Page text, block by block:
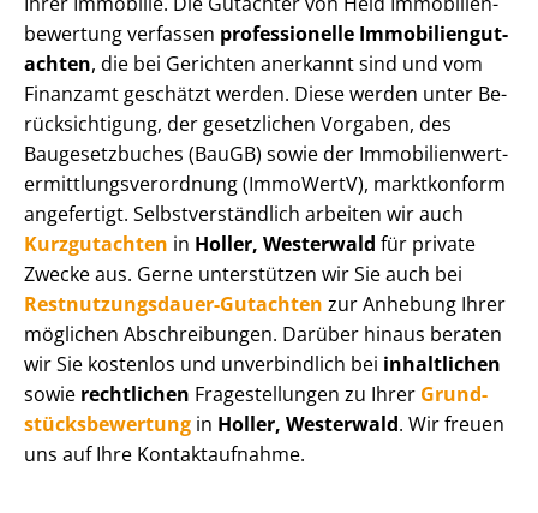
be­wer­tung verfassen professionelle Im­mo­bi­li­en­gut­
ach­ten, die bei Gerichten anerkannt sind und vom
Finanzamt geschätzt werden. Diese werden unter Be­
rück­sich­ti­gung, der gesetzlichen Vorgaben, des
Baugesetzbuches (BauGB) sowie der Im­mo­bi­li­en­wert­
ermitt­lungs­ver­ord­nung (ImmoWertV), marktkonform
angefertigt. Selbst­ver­ständ­lich arbeiten wir auch
Kurzgutachten in Holler, Westerwald für private
Zwecke aus. Gerne unterstützen wir Sie auch bei
Rest­nut­zungs­dau­er-Gutachten zur Anhebung Ihrer
möglichen Abschreibungen. Darüber hinaus beraten
wir Sie kostenlos und unverbindlich bei inhaltlichen
sowie rechtlichen Fragestellungen zu Ihrer Grund­
stücks­be­wer­tung in Holler, Westerwald. Wir freuen
uns auf Ihre Kontaktaufnahme.